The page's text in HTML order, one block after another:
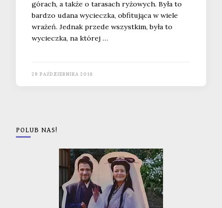
górach, a także o tarasach ryżowych. Była to
bardzo udana wycieczka, obfitująca w wiele
wrażeń. Jednak przede wszystkim, była to
wycieczka, na której …
28 PAŹDZIERNIKA 2016
POLUB NAS!